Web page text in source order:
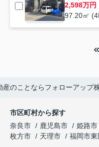
2,598万円
97.20㎡
産のことならフォローアップ
市区町村から探す
奈良市
鹿児島市 姫路市
枚方市
天理市 福岡市東